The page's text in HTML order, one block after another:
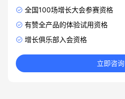
全国100场增长大会参赛资格
有赞全产品的体验试用资格
增长俱乐部入会资格
立即咨询